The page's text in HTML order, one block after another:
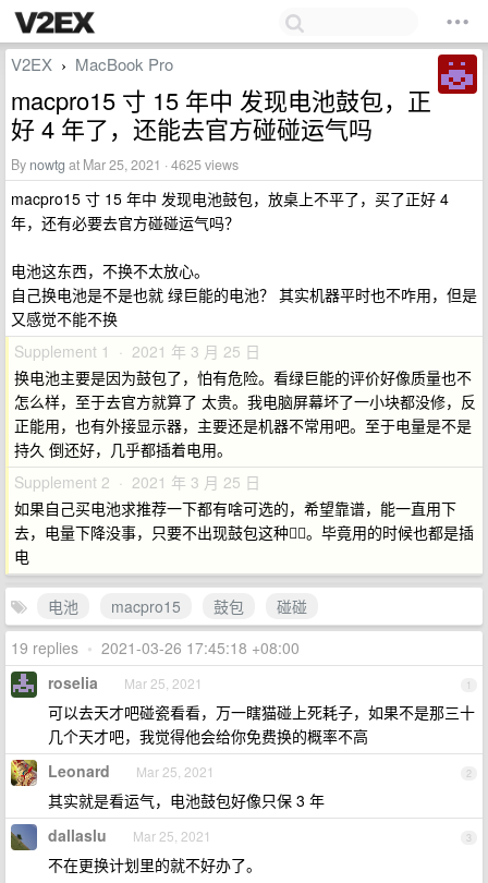
V2EX › MacBook Pro
macpro15 寸 15 年中 发现电池鼓包，正
好 4 年了，还能去官方碰碰运气吗
By nowtg at Mar 25, 2021 · 4625 views
macpro15 寸 15 年中 发现电池鼓包，放桌上不平了，买了正好 4
年，还有必要去官方碰碰运气吗？
电池这东西，不换不太放心。
自己换电池是不是也就 绿巨能的电池？ 其实机器平时也不咋用，但是
又感觉不能不换
Supplement 1 · 2021 年 3 月 25 日
换电池主要是因为鼓包了，怕有危险。看绿巨能的评价好像质量也不
怎么样，至于去官方就算了 太贵。我电脑屏幕坏了一小块都没修，反
正能用，也有外接显示器，主要还是机器不常用吧。至于电量是不是
持久 倒还好，几乎都插着电用。
Supplement 2 · 2021 年 3 月 25 日
如果自己买电池求推荐一下都有啥可选的，希望靠谱，能一直用下
去，电量下降没事，只要不出现鼓包这种🤦‍♂️。毕竟用的时候也都是插
电
电池 macpro15 鼓包
碰碰
19 replies • 2021-03-26 17:45:18 +08:00
1
roselia Mar 25, 2021
可以去天才吧碰瓷看看，万一瞎猫碰上死耗子，如果不是那三十
几个天才吧，我觉得他会给你免费换的概率不高
2
Leonard Mar 25, 2021
其实就是看运气，电池鼓包好像只保 3 年
3
dallaslu Mar 25, 2021
不在更换计划里的就不好办了。